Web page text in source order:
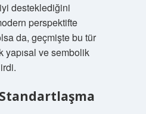
desteklediğini
perspektifte
da, geçmişte bu tür
yapısal ve sembolik
Standartlaşma